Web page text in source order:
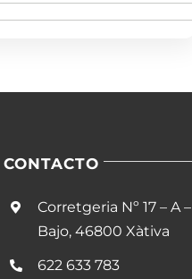
CONTACTO
Corretgeria Nº 17 – A –
Bajo, 46800 Xàtiva
622 633 783